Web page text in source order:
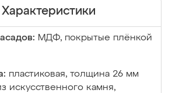
Характеристики
МДФ, покрытые плёнкой
пластиковая, толщина 26 мм
искусственного камня,